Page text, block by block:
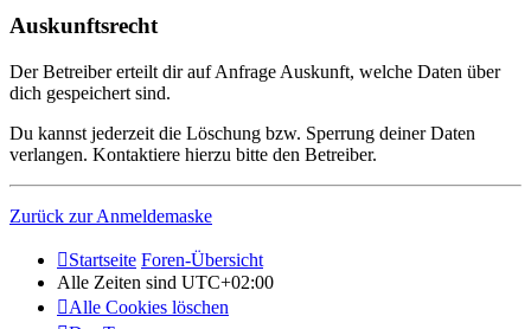
Auskunftsrecht
Der Betreiber erteilt dir auf Anfrage Auskunft, welche Daten über
dich gespeichert sind.
Du kannst jederzeit die Löschung bzw. Sperrung deiner Daten
verlangen. Kontaktiere hierzu bitte den Betreiber.
Zurück zur Anmeldemaske
Startseite Foren-Übersicht
Alle Zeiten sind UTC+02:00
Alle Cookies löschen